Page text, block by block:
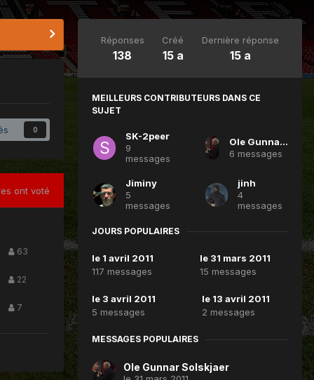
0
ont voté
63
22
7
Réponses
138
Créé
15 a
Dernière réponse
15 a
MEILLEURS CONTRIBUTEURS DANS CE
SUJET
SK-2peer
9
messages
Ole Gunnar Solskjaer
6 messages
Jiminy
5
messages
jinh
4
messages
JOURS POPULAIRES
le 1 avril 2011
117 messages
le 31 mars 2011
15 messages
le 3 avril 2011
5 messages
le 13 avril 2011
2 messages
MESSAGES POPULAIRES
Ole Gunnar Solskjaer